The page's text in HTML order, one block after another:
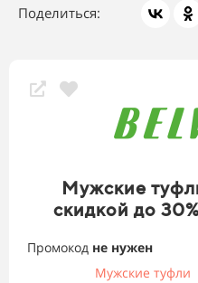
Скидки
Поделиться:
Мужские
скидкой до
Промокод не нужен
Мужские туфли